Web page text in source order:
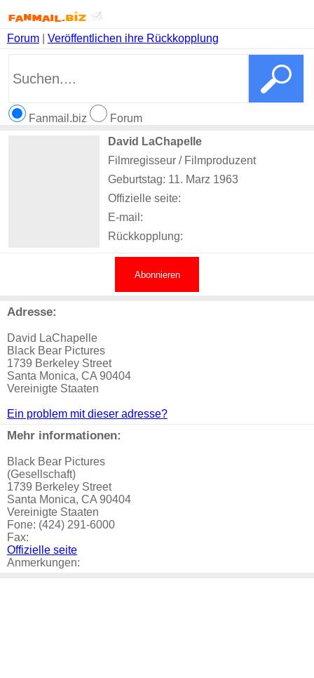
Forum Veröffentlichen ihre Rückkopplung
Fanmail.biz
Forum
David LaChapelle
Filmregisseur / Filmproduzent
Geburtstag: 11. Marz 1963
Offizielle seite:
E-mail:
Rückkopplung:
Abonnieren
Adresse:
David LaChapelle
Black Bear Pictures
1739 Berkeley Street
Santa Monica, CA 90404
Vereinigte Staaten
Ein problem mit dieser adresse?
Mehr informationen:
Black Bear Pictures
(Gesellschaft)
1739 Berkeley Street
Santa Monica, CA 90404
Vereinigte Staaten
Fone: (424) 291-6000
Fax:
Offizielle seite
Anmerkungen: